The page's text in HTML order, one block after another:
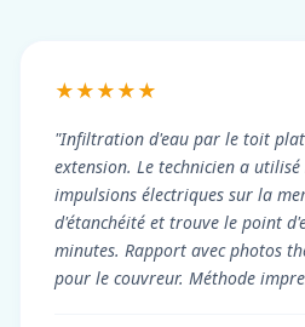
★★★★★
"Infiltration d'eau par le toit
extension. Le technicien a
impulsions électriques sur la
d'étanchéité et trouve le point
minutes. Rapport avec photos
pour le couvreur. Méthode